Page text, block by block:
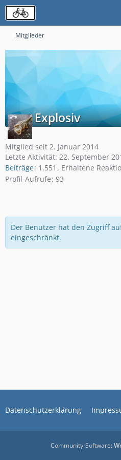
Mitglieder
Explosiv
Mitglied seit 2. Januar 2014
Letzte Aktivität: 22. September
Beiträge 1.551 Erhaltene
Profil-Aufrufe 93
Der Benutzer hat den Zugriff
eingeschränkt.
Datenschutzerklärung
Community-Software: